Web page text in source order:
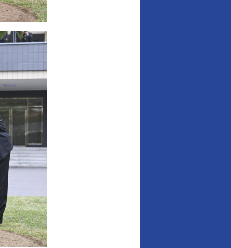
行业协会接连发公告